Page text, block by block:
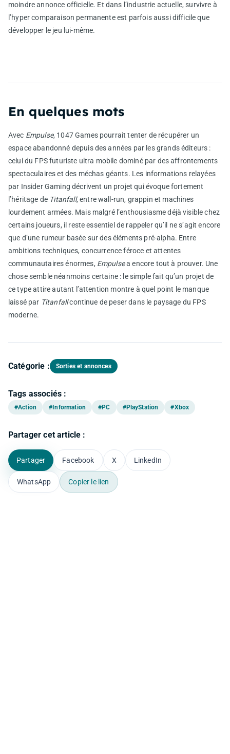
moindre annonce officielle. Et dans l’industrie actuelle, survivre à
l’hyper comparaison permanente est parfois aussi difficile que
développer le jeu lui-même.
En quelques mots
Avec Empulse, 1047 Games pourrait tenter de récupérer un
espace abandonné depuis des années par les grands éditeurs :
celui du FPS futuriste ultra mobile dominé par des affrontements
spectaculaires et des méchas géants. Les informations relayées
par Insider Gaming décrivent un projet qui évoque fortement
l’héritage de Titanfall, entre wall-run, grappin et machines
lourdement armées. Mais malgré l’enthousiasme déjà visible chez
certains joueurs, il reste essentiel de rappeler qu’il ne s’agit encore
que d’une rumeur basée sur des éléments pré-alpha. Entre
ambitions techniques, concurrence féroce et attentes
communautaires énormes, Empulsea encore tout à prouver. Une
chose semble néanmoins certaine : le simple fait qu’un projet de
ce type attire autant l’attention montre à quel point le manque
laissé par Titanfallcontinue de peser dans le paysage du FPS
moderne.
Catégorie : Sorties et annonces
Tags associés :
#Action #Information #PC #PlayStation #Xbox
Partager cet article :
Partager Facebook X LinkedIn
WhatsApp Copier le lien